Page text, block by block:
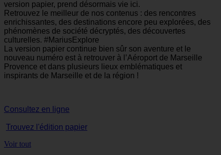
version papier, prend désormais vie ici.
Retrouvez le meilleur de nos contenus : des rencontres
enrichissantes, des destinations encore peu explorées, des
phénomènes de société décryptés, des découvertes
culturelles. #MariusExplore
La version papier continue bien sûr son aventure et le
nouveau numéro est à retrouver à l’Aéroport de Marseille
Provence et dans plusieurs lieux emblématiques et
inspirants de Marseille et de la région !
Consultez en ligne
Trouvez l'édition papier
Voir tout